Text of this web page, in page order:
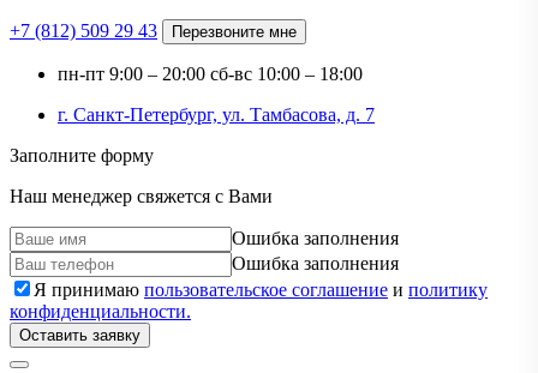
+7 (812) 509 29 43 Перезвоните мне
пн-пт 9:00 – 20:00 сб-вс 10:00 – 18:00
г. Санкт-Петербург, ул. Тамбасова, д. 7
Заполните форму
Наш менеджер свяжется с Вами
Ошибка заполнения
Ошибка заполнения
Я принимаю пользовательское соглашение и политику
конфиденциальности.
Оставить заявку